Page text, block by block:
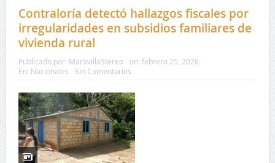
Contraloría detectó hallazgos fiscales por
irregularidades en subsidios familiares de
vivienda rural
Publicado por: MaravillaStereo on: febrero 25, 2026
En: Nacionales Sin Comentarios